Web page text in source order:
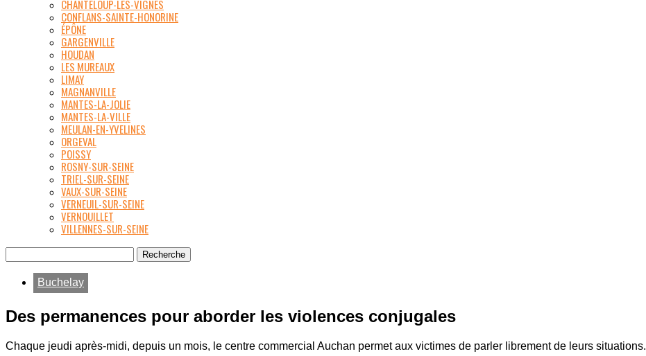
CHANTELOUP-LES-VIGNES
CONFLANS-SAINTE-HONORINE
ÉPÔNE
GARGENVILLE
HOUDAN
LES MUREAUX
LIMAY
MAGNANVILLE
MANTES-LA-JOLIE
MANTES-LA-VILLE
MEULAN-EN-YVELINES
ORGEVAL
POISSY
ROSNY-SUR-SEINE
TRIEL-SUR-SEINE
VAUX-SUR-SEINE
VERNEUIL-SUR-SEINE
VERNOUILLET
VILLENNES-SUR-SEINE
Buchelay
Des permanences pour aborder les violences conjugales
Chaque jeudi après-midi, depuis un mois, le centre commercial Auchan permet aux victimes de parler librement de leurs situations.